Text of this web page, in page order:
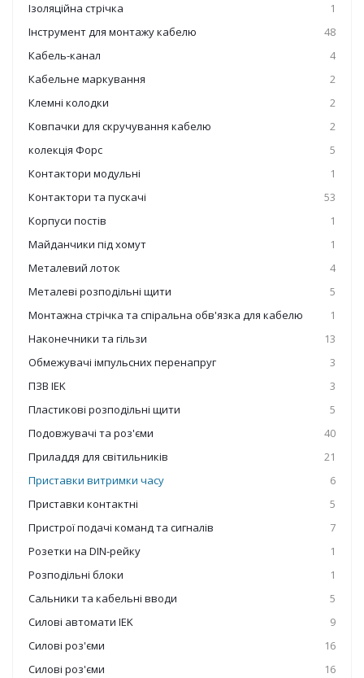
Ізоляційна стрічка
1
Інструмент для монтажу кабелю
48
Кабель-канал
4
Кабельне маркування
2
Клемні колодки
2
Ковпачки для скручування кабелю
2
колекція Форс
5
Контактори модульні
1
Контактори та пускачі
53
Корпуси постів
1
Майданчики під хомут
1
Металевий лоток
4
Металеві розподільні щити
5
Монтажна стрічка та спіральна обв'язка для кабелю
1
Наконечники та гільзи
13
Обмежувачі імпульсних перенапруг
3
ПЗВ IEK
3
Пластикові розподільні щити
5
Подовжувачі та роз'єми
40
Приладдя для світильників
21
Приставки витримки часу
6
Приставки контактні
5
Пристрої подачі команд та сигналів
7
Розетки на DIN-рейку
1
Розподільні блоки
1
Сальники та кабельні вводи
5
Силові автомати IEK
9
Силові роз'єми
16
Силові роз'єми
16